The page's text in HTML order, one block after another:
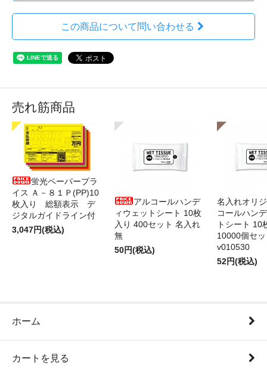
この商品について問い合わせる
売れ筋商品
蛍光ペーパープラ
イス Ａ－８１Ｐ(PP)10
枚入り 総額表示 デ
ジタルガイドライン付
3,047円(税込)
アルコールハンデ
ィウェットシート 10枚
入り 400セット 名入れ
無
50円(税込)
名入れオリ
コールハン
トシート 10
10000個セ
v010530
52円(税込)
ホーム
カートを見る